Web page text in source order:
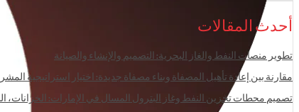
أحدث المقالات
تطوير منصات النفط والغاز البحرية: التصميم والإنشاء والصيانة
مقارنة بين إعادة تأهيل المصفاة وبناء مصفاة جديدة: اختيار استراتيجية
تصميم محطات تخزين النفط وغاز البترول المسال في الإمارات: الخزانات،